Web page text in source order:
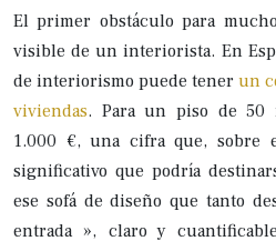
El primer obstáculo para
visible de un interiorista. En
de interiorismo puede tener un
viviendas. Para un piso de 50
1.000 €, una cifra que, sobre
significativo que podría
ese sofá de diseño que tanto
entrada », claro y